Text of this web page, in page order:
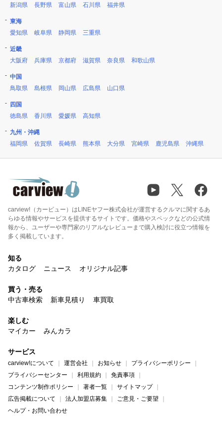
新潟県
長野県 富山県 石川県 福井県
東海
愛知県
岐阜県 静岡県 三重県
近畿
大阪府
兵庫県 京都府 滋賀県 奈良県 和歌山県
中国
鳥取県
島根県 岡山県 広島県 山口県
四国
徳島県
香川県 愛媛県 高知県
九州・沖縄
福岡県
佐賀県 長崎県 熊本県 大分県 宮崎県 鹿児島県 沖縄県
carview!（カービュー）はLINEヤフー株式会社が運営するクルマに関するあ
らゆる情報やサービスを提供するサイトです。価格やスペックなどの公式情
報から、ユーザーや専門家のリアルなレビューまで購入検討に役立つ情報を
多く掲載しています。
知る
カタログ
ニュース オリジナル記事
買う・売る
中古車検索
新車見積り 車買取
楽しむ
マイカー
みんカラ
サービス
carview!について 運営会社 お知らせ
プライバシーポリシー
プライバシーセンター
利用規約
免責事項
コンテンツ制作ポリシー
著者一覧
サイトマップ
広告掲載について
法人加盟店募集
ご意見・ご要望
ヘルプ・お問い合わせ